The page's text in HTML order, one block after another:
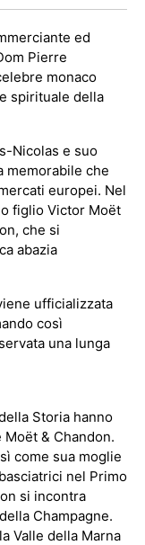
ed
Pierre
monaco
spirituale della
Nicolas e suo
memorabile che
europei. Nel
figlio Victor Moët
che si
abazia
ufficializzata
così
una lunga
Storia hanno
& Chandon.
come sua moglie
nel Primo
si incontra
Champagne.
Valle della Marna